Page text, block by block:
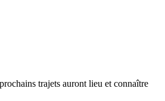
trajets auront lieu et connaître